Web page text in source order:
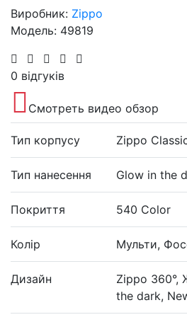
Виробник: Zippo
Модель: 49819
0 відгуків
Смотреть видео обзор
Тип корпусу Zippo
Тип нанесення Glow in the
Покриття 540 Color
Колір Мульти,
Дизайн
Zippo 360°,
the dark,